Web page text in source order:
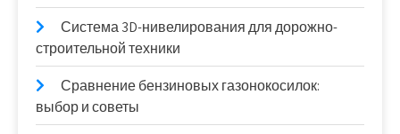
Система 3D-нивелирования для дорожно-
строительной техники
Сравнение бензиновых газонокосилок:
выбор и советы